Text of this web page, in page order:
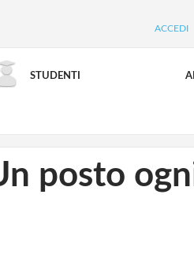
ACCEDI
STUDENTI
posto